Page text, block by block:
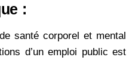
:
santé corporel et mental
d’un emploi public est